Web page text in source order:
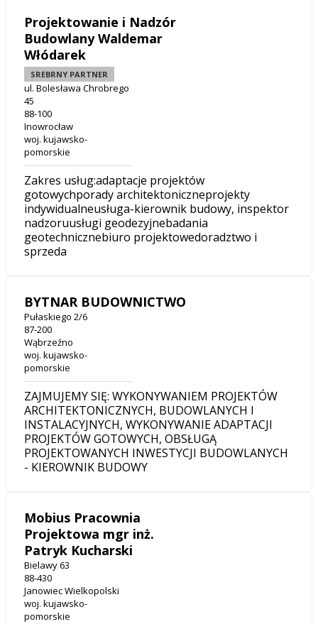
Projektowanie i Nadzór
Budowlany Waldemar
Włódarek
SREBRNY PARTNER
ul. Bolesława Chrobrego
45
88-100
Inowrocław
woj. kujawsko-
pomorskie
Zakres usług:adaptacje projektów
gotowychporady architektoniczneprojekty
indywidualneusługa-kierownik budowy, inspektor
nadzoruusługi geodezyjnebadania
geotechnicznebiuro projektowedoradztwo i
sprzeda
BYTNAR BUDOWNICTWO
Pułaskiego 2/6
87-200
Wąbrzeźno
woj. kujawsko-
pomorskie
ZAJMUJEMY SIĘ: WYKONYWANIEM PROJEKTÓW
ARCHITEKTONICZNYCH, BUDOWLANYCH I
INSTALACYJNYCH, WYKONYWANIE ADAPTACJI
PROJEKTÓW GOTOWYCH, OBSŁUGĄ
PROJEKTOWANYCH INWESTYCJI BUDOWLANYCH
- KIEROWNIK BUDOWY
Mobius Pracownia
Projektowa mgr inż.
Patryk Kucharski
Bielawy 63
88-430
Janowiec Wielkopolski
woj. kujawsko-
pomorskie